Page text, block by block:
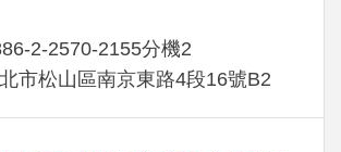
2-2570-2155分機2
市松山區南京東路4段16號B2